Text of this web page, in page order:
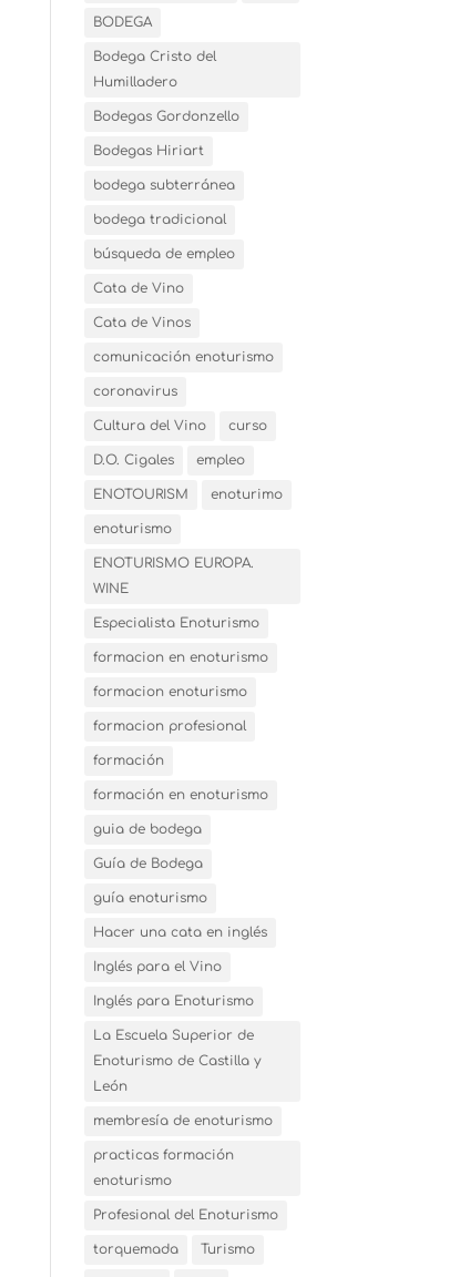
BODEGA
Bodega Cristo del
Humilladero
Bodegas Gordonzello
Bodegas Hiriart
bodega subterránea
bodega tradicional
búsqueda de empleo
Cata de Vino
Cata de Vinos
comunicación enoturismo
coronavirus
Cultura del Vino curso
D.O. Cigales empleo
ENOTOURISM enoturimo
enoturismo
ENOTURISMO EUROPA.
WINE
Especialista Enoturismo
formacion en enoturismo
formacion enoturismo
formacion profesional
formación
formación en enoturismo
guia de bodega
Guía de Bodega
guía enoturismo
Hacer una cata en inglés
Inglés para el Vino
Inglés para Enoturismo
La Escuela Superior de
Enoturismo de Castilla y
León
membresía de enoturismo
practicas formación
enoturismo
Profesional del Enoturismo
torquemada Turismo